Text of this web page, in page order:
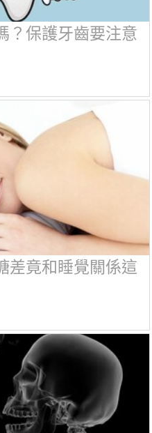
？保護牙齒要注意
差竟和睡覺關係這